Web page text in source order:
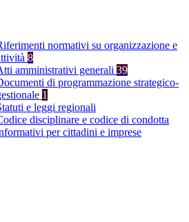
normativi su organizzazione e
8
amministrativi generali 39
di programmazione strategico-
1
e leggi regionali
disciplinare e codice di condotta
per cittadini e imprese